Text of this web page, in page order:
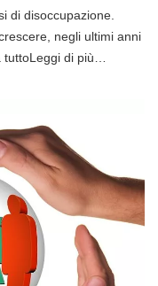
di disoccupazione.
negli ultimi anni
di più…